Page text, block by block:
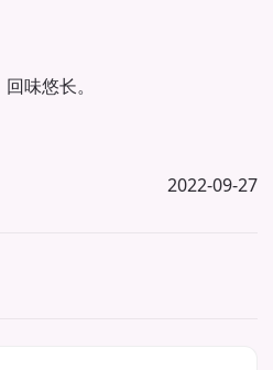
味悠长。
2022-09-27